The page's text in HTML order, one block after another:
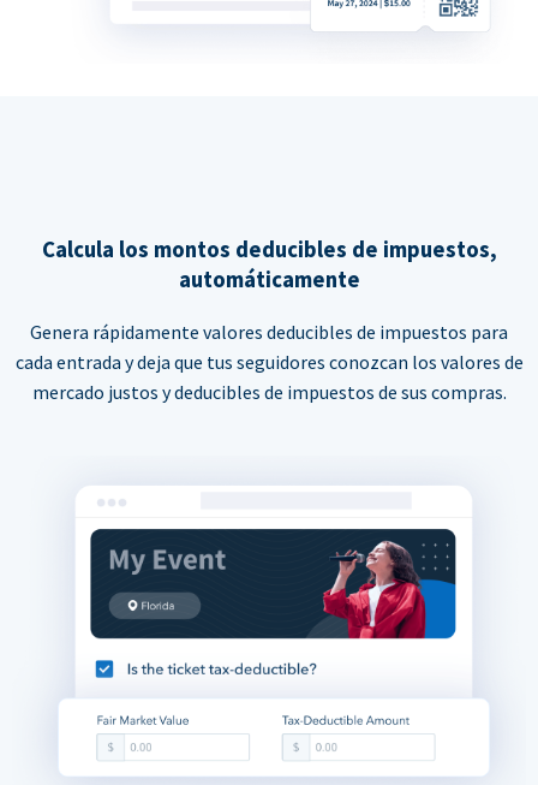
Calcula los montos deducibles de impuestos,
automáticamente
Genera rápidamente valores deducibles de impuestos para
cada entrada y deja que tus seguidores conozcan los valores de
mercado justos y deducibles de impuestos de sus compras.